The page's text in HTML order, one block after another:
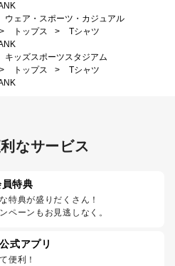
ウェア・スポーツ・カジュアル
> トップス >
Tシャツ
キッズスポーツスタジアム
> トップス >
Tシャツ
なサービス
特典
特典が盛りだくさん！
ペーンもお見逃しなく。
式アプリ
便利！